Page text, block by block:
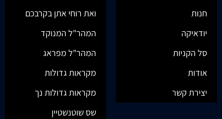
חנות
יודאיקה
סל הקניות
אודות
יצירת קשר
ואת רוחי אתן בקרבכם
המהר"ל המנוקד
המהר"ל מפראג
מקראות גדולות
מקראות גדולות נך
שס שוטנשטיין